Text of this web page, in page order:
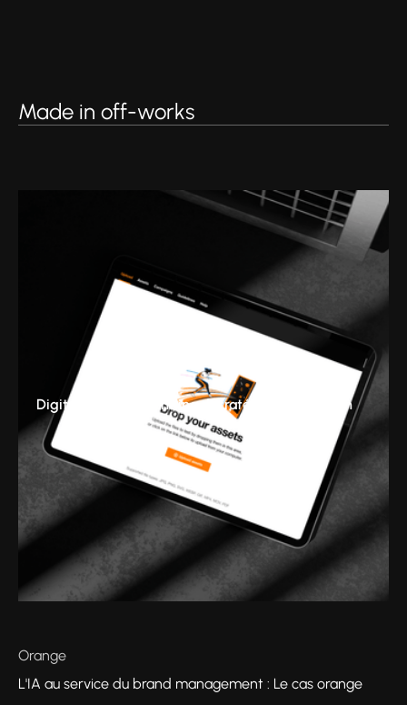
Made in off-works
Digital & Tech Branding Stratégie Production
Orange
L'IA au service du brand management : Le cas orange